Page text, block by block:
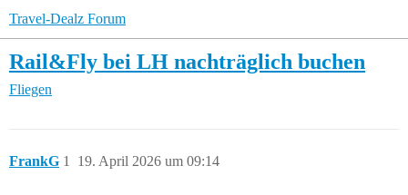
Travel-Dealz Forum
Rail&Fly bei LH nachträglich buchen
Fliegen
FrankG 19. April 2026 um 09:14
1